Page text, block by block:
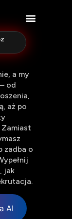
a my
od
aż po
zadba o
jak
AI